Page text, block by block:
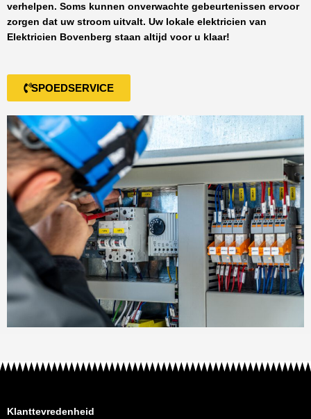
verhelpen. Soms kunnen onverwachte gebeurtenissen ervoor
zorgen dat uw stroom uitvalt. Uw lokale elektricien van
Elektricien Bovenberg staan altijd voor u klaar!
SPOEDSERVICE
Klanttevredenheid